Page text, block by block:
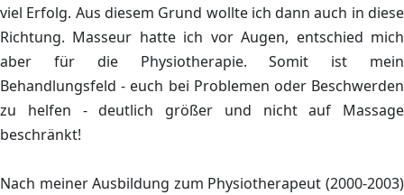
viel Erfolg. Aus diesem Grund wollte ich dann auch in diese
Richtung. Masseur hatte ich vor Augen, entschied mich
aber für die Physiotherapie. Somit ist mein
Behandlungsfeld - euch bei Problemen oder Beschwerden
zu helfen - deutlich größer und nicht auf Massage
beschränkt!
Nach meiner Ausbildung zum Physiotherapeut (2000-2003)